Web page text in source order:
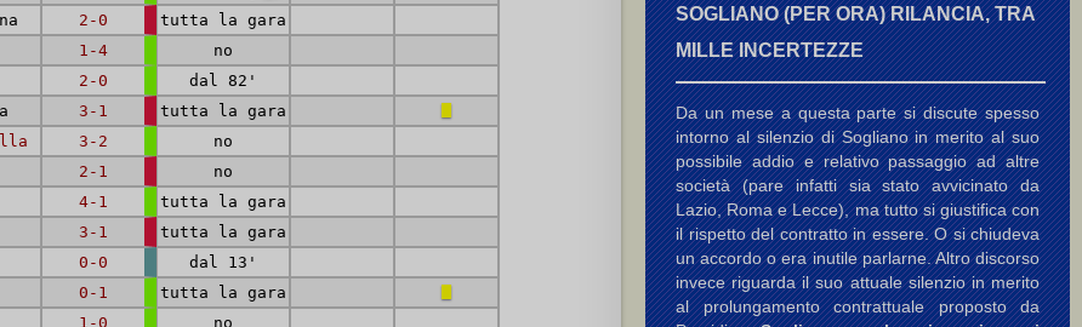
2-0
tutta la gara
1-4
no
2-0
dal 82'
3-1
tutta la gara
3-2
no
2-1
no
4-1
tutta la gara
3-1
tutta la gara
0-0
dal 13'
0-1
tutta la gara
1-0
no
SOGLIANO (PER ORA) RILANCIA, TRA
MILLE INCERTEZZE
Da un mese a questa parte si discute spesso
intorno al silenzio di Sogliano in merito al suo
possibile addio e relativo passaggio ad altre
società (pare infatti sia stato avvicinato da
Lazio, Roma e Lecce), ma tutto si giustifica con
il rispetto del contratto in essere. O si chiudeva
un accordo o era inutile parlarne. Altro discorso
invece riguarda il suo attuale silenzio in merito
al prolungamento contrattuale proposto da